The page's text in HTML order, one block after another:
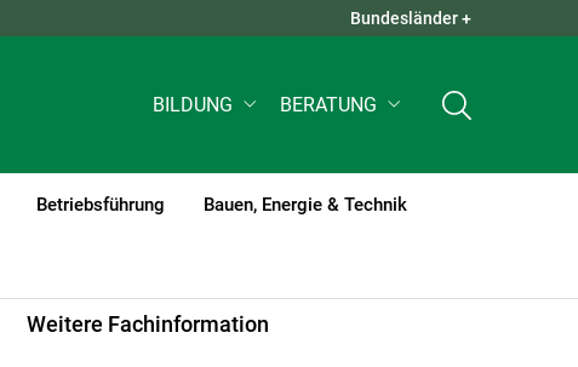
QUICK LINKS +
Bundesländer +
BILDUNG BERATUNG
Betriebsführung Bauen, Energie & Technik
Weitere Fachinformation